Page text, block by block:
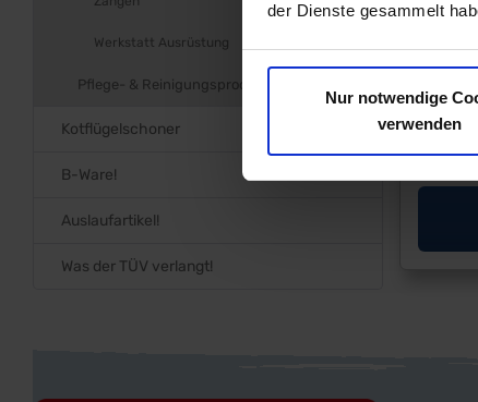
der Dienste gesammelt
Nur notwendige
verwenden
Werkstatt Ausrüstung
Pflege- & Reinigungsprodukte
Kotflügelschoner
B-Ware!
Auslaufartikel!
Was der TÜV verlangt!